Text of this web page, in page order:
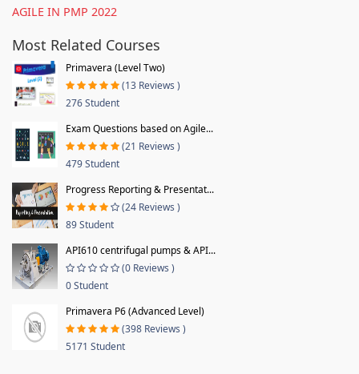
AGILE IN PMP 2022
Most Related Courses
Primavera (Level Two)
(13 Reviews )
276 Student
Exam Questions based on Agile...
(21 Reviews )
479 Student
Progress Reporting & Presentat...
(24 Reviews )
89 Student
API610 centrifugal pumps & API...
(0 Reviews )
0 Student
Primavera P6 (Advanced Level)
(398 Reviews )
5171 Student